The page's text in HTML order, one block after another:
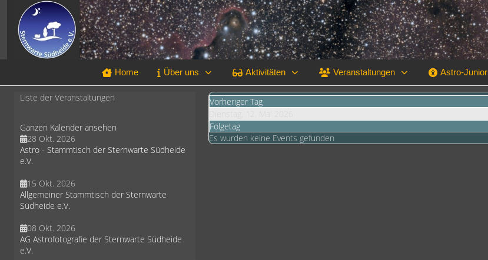
Home Über uns Aktivitäten Veranstaltungen Astro-Junior
Liste der Veranstaltungen
Ganzen Kalender ansehen
28 Okt. 2026
Astro - Stammtisch der Sternwarte Südheide
e.V.
15 Okt. 2026
Allgemeiner Stammtisch der Sternwarte
Südheide e.V.
08 Okt. 2026
AG Astrofotografie der Sternwarte Südheide
e.V.
Vorheriger Tag
Folgetag
Es wurden keine Events gefunden